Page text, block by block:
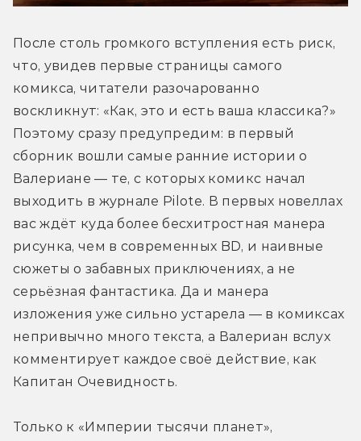
После столь громкого вступления есть риск,
что, увидев первые страницы самого
комикса, читатели разочарованно
воскликнут: «Как, это и есть ваша классика?»
Поэтому сразу предупредим: в первый
сборник вошли самые ранние истории о
Валериане — те, с которых комикс начал
выходить в журнале Pilote. В первых новеллах
вас ждёт куда более бесхитростная манера
рисунка, чем в современных BD, и наивные
сюжеты о забавных приключениях, а не
серьёзная фантастика. Да и манера
изложения уже сильно устарела — в комиксах
непривычно много текста, а Валериан вслух
комментирует каждое своё действие, как
Капитан Очевидность.
Только к «Империи тысячи планет»,